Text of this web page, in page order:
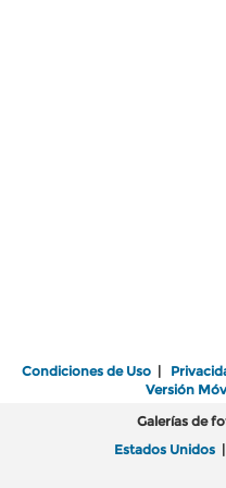
Condiciones de Uso |
Versión
Galerías de
Estados Unidos |